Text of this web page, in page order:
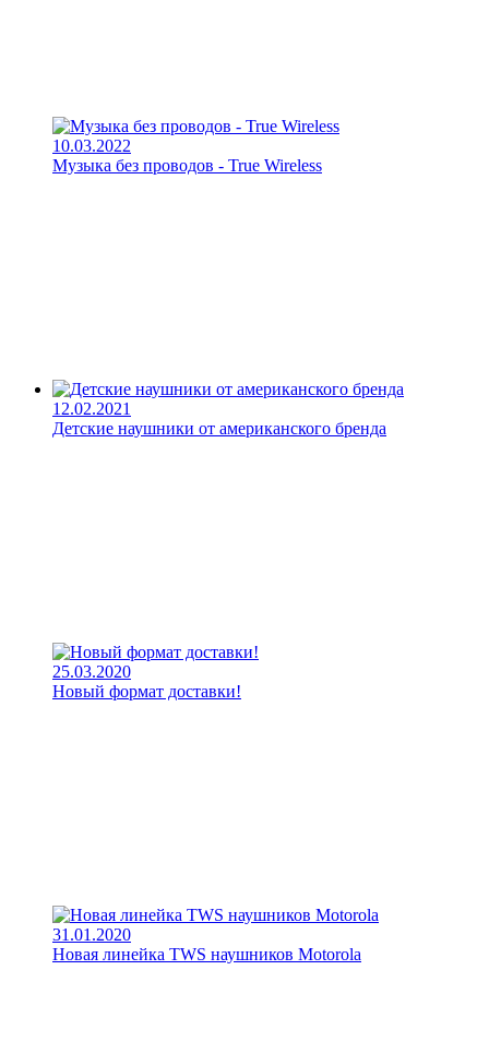
10.03.2022
Музыка без проводов - True Wireless
12.02.2021
Детские наушники от американского бренда
25.03.2020
Новый формат доставки!
31.01.2020
Новая линейка TWS наушников Motorola